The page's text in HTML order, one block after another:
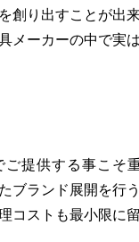
創り出すことが出
ーカーの中で実
提供する事こそ
ブランド展開を行
コストも最小限に